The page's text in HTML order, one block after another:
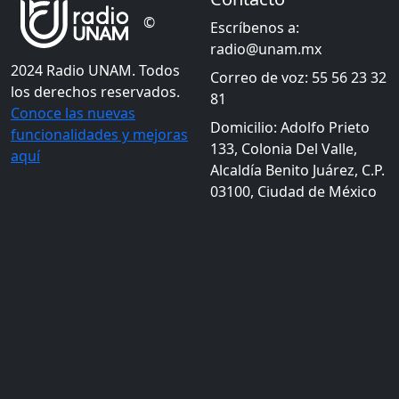
©
2024 Radio UNAM. Todos
los derechos reservados.
Conoce las nuevas
funcionalidades y mejoras
aquí
Escríbenos a:
radio@unam.mx
Correo de voz: 55 56 23 32
81
Domicilio: Adolfo Prieto
133, Colonia Del Valle,
Alcaldía Benito Juárez, C.P.
03100, Ciudad de México